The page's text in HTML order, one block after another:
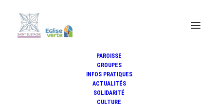
PAROISSE
GROUPES
INFOS PRATIQUES
ACTUALITÉS
SOLIDARITÉ
CULTURE